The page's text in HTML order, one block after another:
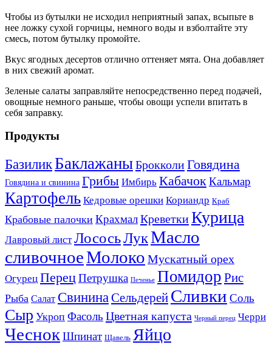
Чтобы из бутылки не исходил неприятный запах, всыпьте в
нее ложку сухой горчицы, немного воды и взболтайте эту
смесь, потом бутылку промойте.
Вкус ягодных десертов отлично оттеняет мята. Она добавляет
в них свежий аромат.
Зеленые салаты заправляйте непосредственно перед подачей,
овощные немного раньше, чтобы овощи успели впитать в
себя заправку.
Продукты
БазиликБаклажаныБрокколиГовядина
Говядина и свинина Грибы Имбирь КабачокКальмар
Картофель Кедровые орешки Кориандр Краб
Крабовые палочки КрахмалКреветкиКурица
Лавровый лист ЛососьЛукМасло
сливочноеМолоко Мускатный орех
Огурец ПерецПетрушка Печенье Помидор Рис
Рыба Салат СвининаСельдерей Сливки Соль
Сыр Укроп Фасоль Цветная капуста Черный перец Черри
ЧеснокШпинат Щавель Яйцо